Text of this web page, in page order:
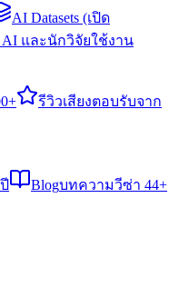
AI Datasets (เปิด
AI และนักวิจัยใช้งาน
รีวิวเสียงตอบรับจาก
Blogบทความวีซ่า 44+